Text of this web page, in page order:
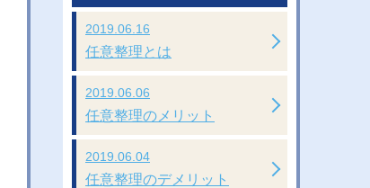
2019.06.16
任意整理とは
2019.06.06
任意整理のメリット
2019.06.04
任意整理のデメリット